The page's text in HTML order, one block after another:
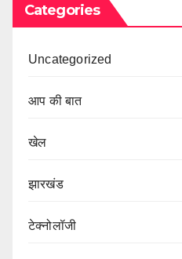
Categories
Uncategorized
आप की बात
खेल
झारखंड
टेक्नोलॉजी